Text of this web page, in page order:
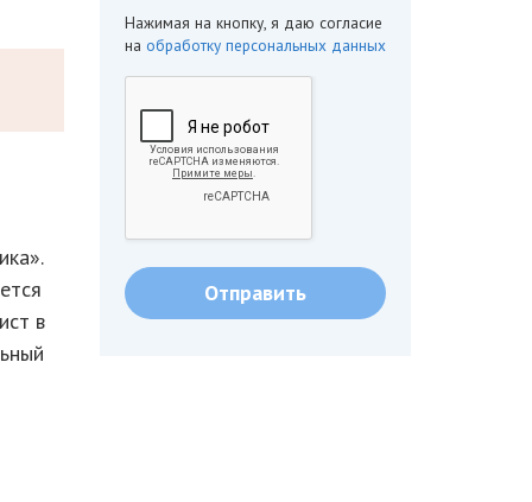
в
Нажимая на кнопку, я даю согласие
на обработку персональных данных